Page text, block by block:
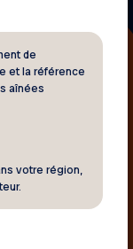
de
et la référence
aînées
votre région,